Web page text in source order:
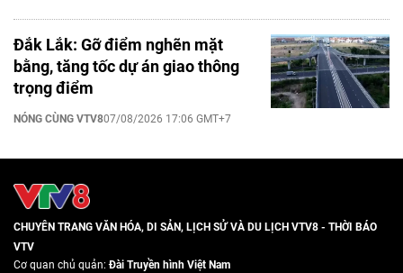
Đắk Lắk: Gỡ điểm nghẽn mặt
bằng, tăng tốc dự án giao thông
trọng điểm
NÓNG CÙNG VTV807/08/2026 17:06 GMT+7
CHUYÊN TRANG VĂN HÓA, DI SẢN, LỊCH SỬ VÀ DU LỊCH VTV8 - THỜI BÁO
VTV
Cơ quan chủ quản:Đài Truyền hình Việt Nam